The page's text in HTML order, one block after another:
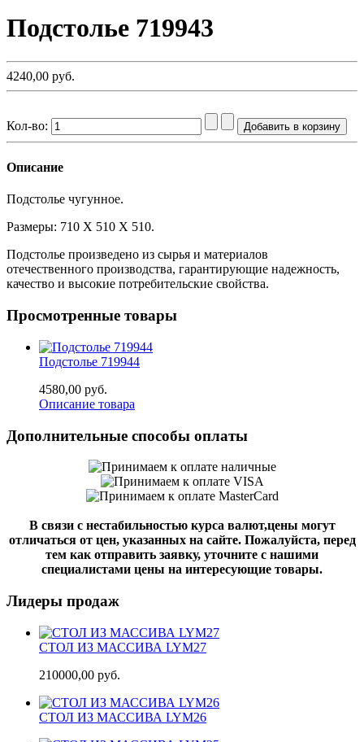
Подстолье 719943
4240,00 руб.
Кол-во:
Описание
Подстолье чугунное.
Размеры: 710 Х 510 Х 510.
Подстолье произведено из сырья и материалов
отечественного производства, гарантирующие надежность,
качество и высокие потребительские свойства.
Просмотренные товары
Подстолье 719944
4580,00 руб.
Описание товара
Дополнительные способы оплаты
В связи с нестабильностью курса валют,цены могут
отличаться от цен, указанных на сайте. Пожалуйста, перед
тем как отправить заявку, уточните с нашими
специалистами цены на интересующие товары.
Лидеры продаж
СТОЛ ИЗ МАССИВА LYM27
210000,00 руб.
СТОЛ ИЗ МАССИВА LYM26